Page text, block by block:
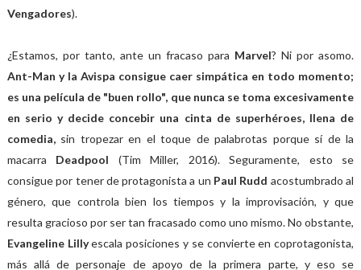
Vengadores).
¿Estamos, por tanto, ante un fracaso para Marvel? Ni por asomo.
Ant-Man y la Avispa consigue caer simpática en todo momento;
es una película de "buen rollo", que nunca se toma excesivamente
en serio y decide concebir una cinta de superhéroes, llena de
comedia,sin tropezar en el toque de palabrotas porque sí de la
macarra Deadpool (Tim Miller, 2016). Seguramente, esto se
consigue por tener de protagonista a un Paul Rudd acostumbrado al
género, que controla bien los tiempos y la improvisación, y que
resulta gracioso por ser tan fracasado como uno mismo. No obstante,
Evangeline Lillyescala posiciones y se convierte en coprotagonista,
más allá de personaje de apoyo de la primera parte, y eso se